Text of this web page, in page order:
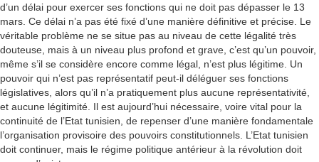
d’un délai pour exercer ses fonctions qui ne doit pas dépasser le 13
mars. Ce délai n’a pas été fixé d’une manière définitive et précise. Le
véritable problème ne se situe pas au niveau de cette légalité très
douteuse, mais à un niveau plus profond et grave, c’est qu’un pouvoir,
même s’il se considère encore comme légal, n’est plus légitime. Un
pouvoir qui n’est pas représentatif peut-il déléguer ses fonctions
législatives, alors qu’il n’a pratiquement plus aucune représentativité,
et aucune légitimité. Il est aujourd’hui nécessaire, voire vital pour la
continuité de l’Etat tunisien, de repenser d’une manière fondamentale
l’organisation provisoire des pouvoirs constitutionnels. L’Etat tunisien
doit continuer, mais le régime politique antérieur à la révolution doit